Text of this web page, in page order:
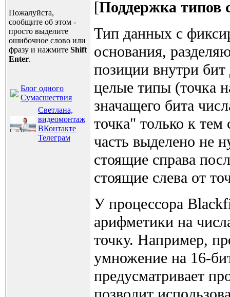
Пожалуйста,
сообщите об этом -
просто выделите
ошибочное слово или
фразу и нажмите Shift
Enter.
Блог одного
Сумасшествия
Светлана,
видеомонтаж
ВКонтакте
Телеграм
[Поддержка типов
Тип данных с
основания,
позиции внутри бит
целые типы (точка
значащего бита
точка" только к
часть выделено не
стоящие справа
стоящие слева от
У процессора
арифметики на
точку. Например,
умножение на 16-
предусматривает